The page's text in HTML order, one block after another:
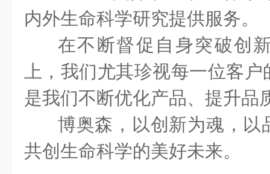
内外生命科学研究提供服务。
在不断督促自身突破创
上，我们尤其珍视每一位客
是我们不断优化产品、提升品
博奥森，以创新为魂，以
共创生命科学的美好未来。